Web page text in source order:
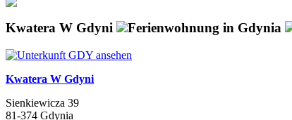
Kwatera W Gdyni Ferienwohnung in Gdynia
Kwatera W Gdyni
Sienkiewicza 39
81-374 Gdynia